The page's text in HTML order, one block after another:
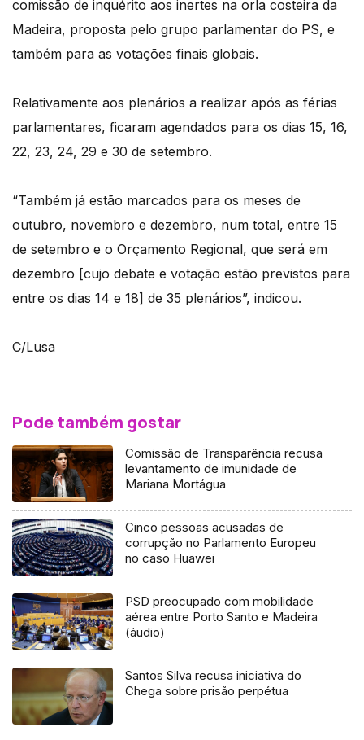
comissão de inquérito aos inertes na orla costeira da
Madeira, proposta pelo grupo parlamentar do PS, e
também para as votações finais globais.
Relativamente aos plenários a realizar após as férias
parlamentares, ficaram agendados para os dias 15, 16,
22, 23, 24, 29 e 30 de setembro.
“Também já estão marcados para os meses de
outubro, novembro e dezembro, num total, entre 15
de setembro e o Orçamento Regional, que será em
dezembro [cujo debate e votação estão previstos para
entre os dias 14 e 18] de 35 plenários”, indicou.
C/Lusa
Pode também gostar
Comissão de Transparência recusa
levantamento de imunidade de
Mariana Mortágua
Cinco pessoas acusadas de
corrupção no Parlamento Europeu
no caso Huawei
PSD preocupado com mobilidade
aérea entre Porto Santo e Madeira
(áudio)
Santos Silva recusa iniciativa do
Chega sobre prisão perpétua